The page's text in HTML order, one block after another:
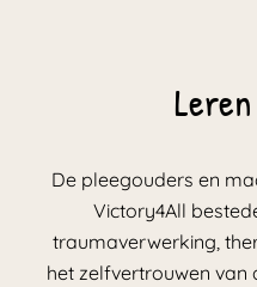
De pleegouders en
Victory4All
traumaverwerking,
het zelfvertrouwen van